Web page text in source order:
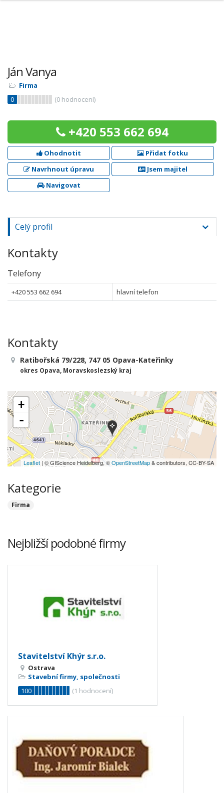
Ján Vanya
Firma
0
(0 hodnocení)
+420 553 662 694
Ohodnotit
Přidat fotku
Navrhnout úpravu
Jsem majitel
Navigovat
Celý profil
Kontakty
Telefony
+420 553 662 694 hlavní telefon
Kontakty
Ratibořská 79/228, 747 05 Opava-Kateřinky
okres Opava, Moravskoslezský kraj
+
-
Leaflet | © GIScience Heidelberg, ©OpenStreetMap& contributors, CC-BY-SA
Kategorie
Firma
Nejbližší podobné firmy
Stavitelství Khýr s.r.o.
Ostrava
Stavební firmy, společnosti
100
(1 hodnocení)